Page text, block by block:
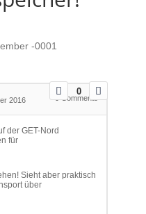
-0001
0
2016 0Comments
der GET-Nord
für
Sieht aber praktisch
über